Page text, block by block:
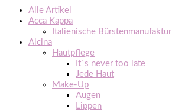
Alle Artikel
Acca Kappa
Italienische Bürstenmanufaktur
Alcina
Hautpflege
It´s never too late
Jede Haut
Make-Up
Augen
Lippen